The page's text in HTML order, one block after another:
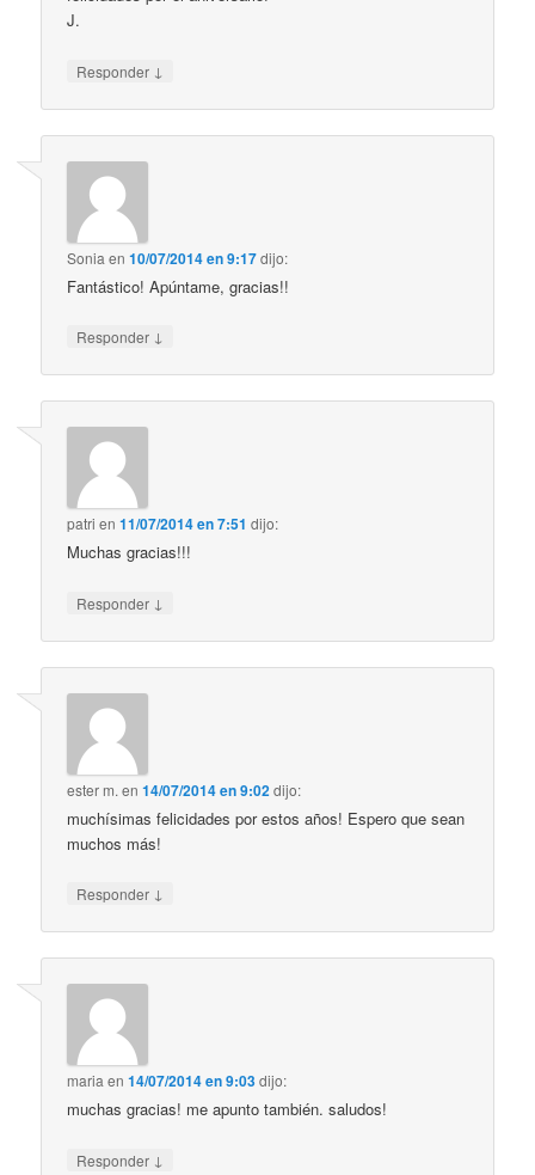
J.
Responder ↓
Sonia en10/07/2014 en 9:17dijo:
Fantástico! Apúntame, gracias!!
Responder ↓
patri en11/07/2014 en 7:51 dijo:
Muchas gracias!!!
Responder ↓
ester m. en14/07/2014 en 9:02dijo:
muchísimas felicidades por estos años! Espero que sean
muchos más!
Responder ↓
mariaen14/07/2014 en 9:03dijo:
muchas gracias! me apunto también. saludos!
Responder ↓